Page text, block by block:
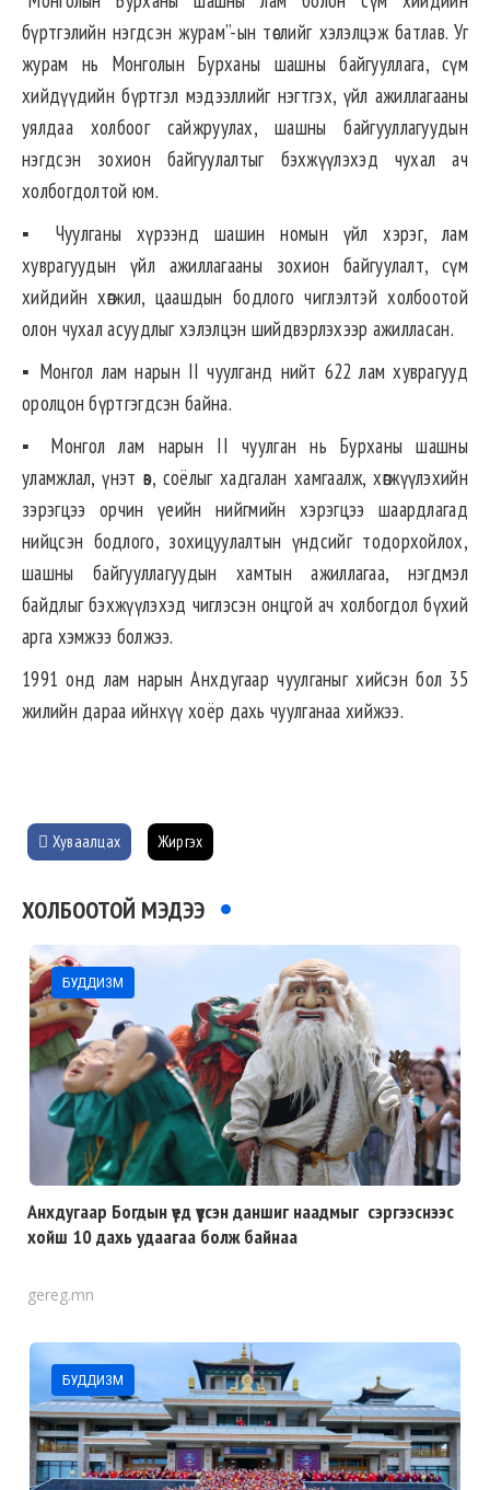
бүртгэлийн нэгдсэн журам”-ын төслийг хэлэлцэж батлав. Уг
журам нь Монголын Бурханы шашны байгууллага, сүм
хийдүүдийн бүртгэл мэдээллийг нэгтгэх, үйл ажиллагааны
уялдаа холбоог сайжруулах, шашны байгууллагуудын
нэгдсэн зохион байгуулалтыг бэхжүүлэхэд чухал ач
холбогдолтой юм.
▪︎ Чуулганы хүрээнд шашин номын үйл хэрэг, лам
хуврагуудын үйл ажиллагааны зохион байгуулалт, сүм
хийдийн хөгжил, цаашдын бодлого чиглэлтэй холбоотой
олон чухал асуудлыг хэлэлцэн шийдвэрлэхээр ажилласан.
▪︎ Монгол лам нарын II чуулганд нийт 622 лам хуврагууд
оролцон бүртгэгдсэн байна.
▪︎ Монгол лам нарын II чуулган нь Бурханы шашны
уламжлал, үнэт өв, соёлыг хадгалан хамгаалж, хөгжүүлэхийн
зэрэгцээ орчин үеийн нийгмийн хэрэгцээ шаардлагад
нийцсэн бодлого, зохицуулалтын үндсийг тодорхойлох,
шашны байгууллагуудын хамтын ажиллагаа, нэгдмэл
байдлыг бэхжүүлэхэд чиглэсэн онцгой ач холбогдол бүхий
арга хэмжээ болжээ.
1991 онд лам нарын Анхдугаар чуулганыг хийсэн бол 35
жилийн дараа ийнхүү хоёр дахь чуулганаа хийжээ.
Хуваалцах Жиргэх
ХОЛБООТОЙ МЭДЭЭ
БУДДИЗМ
Анхдугаар Богдын үед үүссэн даншиг наадмыг сэргээснээс
хойш 10 дахь удаагаа болж байнаа
gereg.mn
БУДДИЗМ